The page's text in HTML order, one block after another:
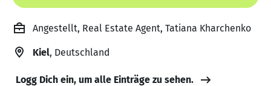
Angestellt, Real Estate Agent, Tatiana Kharchenko
Kiel, Deutschland
Logg Dich ein, um alle Einträge zu sehen.